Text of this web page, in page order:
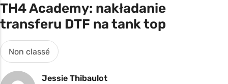
TH4 Academy: nakładanie
transferu DTF na tank top
Non classé
Jessie Thibaulot